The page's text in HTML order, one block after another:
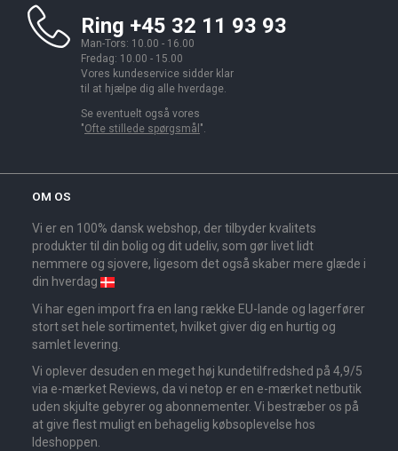
Ring +45 32 11 93 93
Man-Tors: 10.00 - 16.00
Fredag: 10.00 - 15.00
Vores kundeservice sidder klar
til at hjælpe dig alle hverdage.
Se eventuelt også vores
"Ofte stillede spørgsmål ".
OM OS
Vi er en 100% dansk webshop, der tilbyder kvalitets
produkter til din bolig og dit udeliv, som gør livet lidt
nemmere og sjovere, ligesom det også skaber mere glæde i
din hverdag
Vi har egen import fra en lang række EU-lande og lagerfører
stort set hele sortimentet, hvilket giver dig en hurtig og
samlet levering.
Vi oplever desuden en meget høj kundetilfredshed på 4,9/5
via e-mærket Reviews, da vi netop er en e-mærket netbutik
uden skjulte gebyrer og abonnementer. Vi bestræber os på
at give flest muligt en behagelig købsoplevelse hos
Ideshoppen.